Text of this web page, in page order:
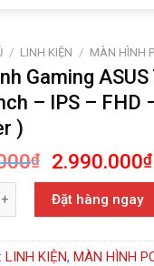
/ LINH KIỆN / MÀN HÌNH
Gaming
– IPS – FHD
)
₫
Giá
gốc
là:
2.990.000₫
ASUS TUF
Đặt hàng ngay
LINH KIỆN, MÀN HÌNH